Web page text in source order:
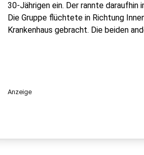
30-Jährigen ein. Der rannte daraufhin
Die Gruppe flüchtete in Richtung
Krankenhaus gebracht. Die beiden
Anzeige